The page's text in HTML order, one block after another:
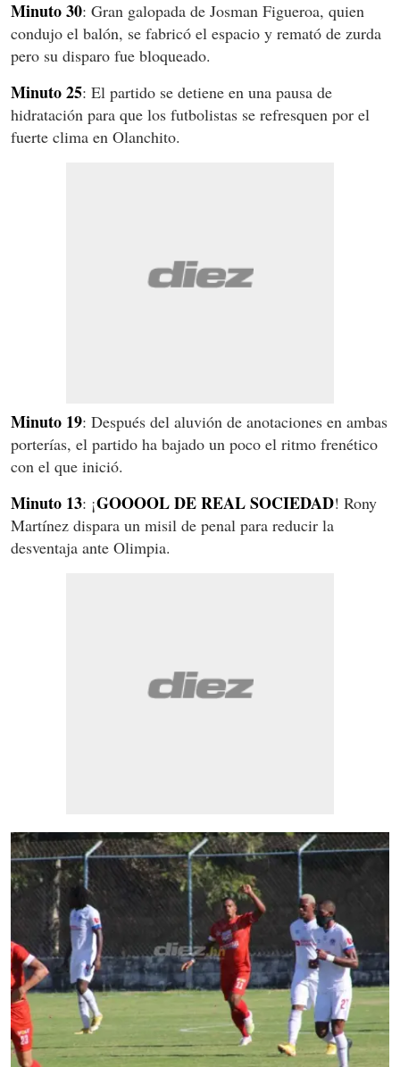
Minuto 30: Gran galopada de Josman Figueroa, quien
condujo el balón, se fabricó el espacio y remató de zurda
pero su disparo fue bloqueado.
Minuto 25: El partido se detiene en una pausa de
hidratación para que los futbolistas se refresquen por el
fuerte clima en Olanchito.
Minuto 19: Después del aluvión de anotaciones en ambas
porterías, el partido ha bajado un poco el ritmo frenético
con el que inició.
Minuto 13: ¡GOOOOL DE REAL SOCIEDAD! Rony
Martínez dispara un misil de penal para reducir la
desventaja ante Olimpia.